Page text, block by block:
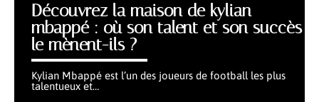
Découvrez la maison de kylian
mbappé : où son talent et son succès
le mènent-ils ?
Kylian Mbappé est l’un des joueurs de football les plus
talentueux et…